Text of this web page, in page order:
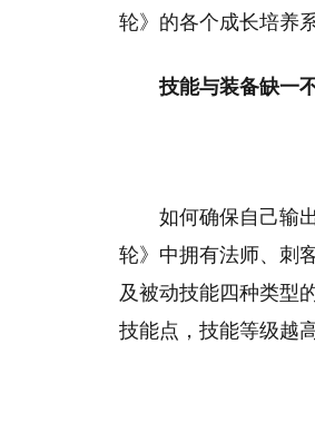
轮》的各个成长培养
技能与装备缺一
如何确保自己输
轮》中拥有法师、刺
及被动技能四种类型
技能点，技能等级越